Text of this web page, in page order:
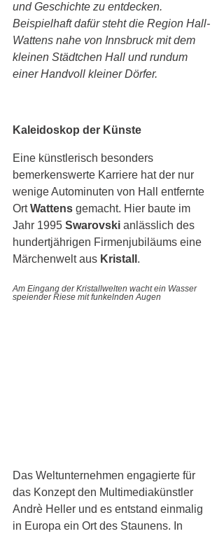
und Geschichte zu entdecken.
Beispielhaft dafür steht die Region Hall-
Wattens nahe von Innsbruck mit dem
kleinen Städtchen Hall und rundum
einer Handvoll kleiner Dörfer.
Kaleidoskop der Künste
Eine künstlerisch besonders
bemerkenswerte Karriere hat der nur
wenige Autominuten von Hall entfernte
Ort Wattens gemacht. Hier baute im
Jahr 1995 Swarovski anlässlich des
hundertjährigen Firmenjubiläums eine
Märchenwelt aus Kristall .
Am Eingang der Kristallwelten wacht ein Wasser
speiender Riese mit funkelnden Augen
Das Weltunternehmen engagierte für
das Konzept den Multimediakünstler
Andrè Heller und es entstand einmalig
in Europa ein Ort des Staunens. In